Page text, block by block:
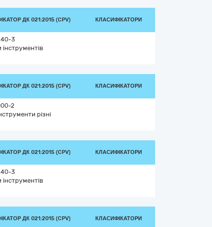
ДК 021:2015 (CPV) КЛАСИФІКАТОРИ
3
ДК 021:2015 (CPV) КЛАСИФІКАТОРИ
2
різні
ДК 021:2015 (CPV) КЛАСИФІКАТОРИ
3
ДК 021:2015 (CPV) КЛАСИФІКАТОРИ